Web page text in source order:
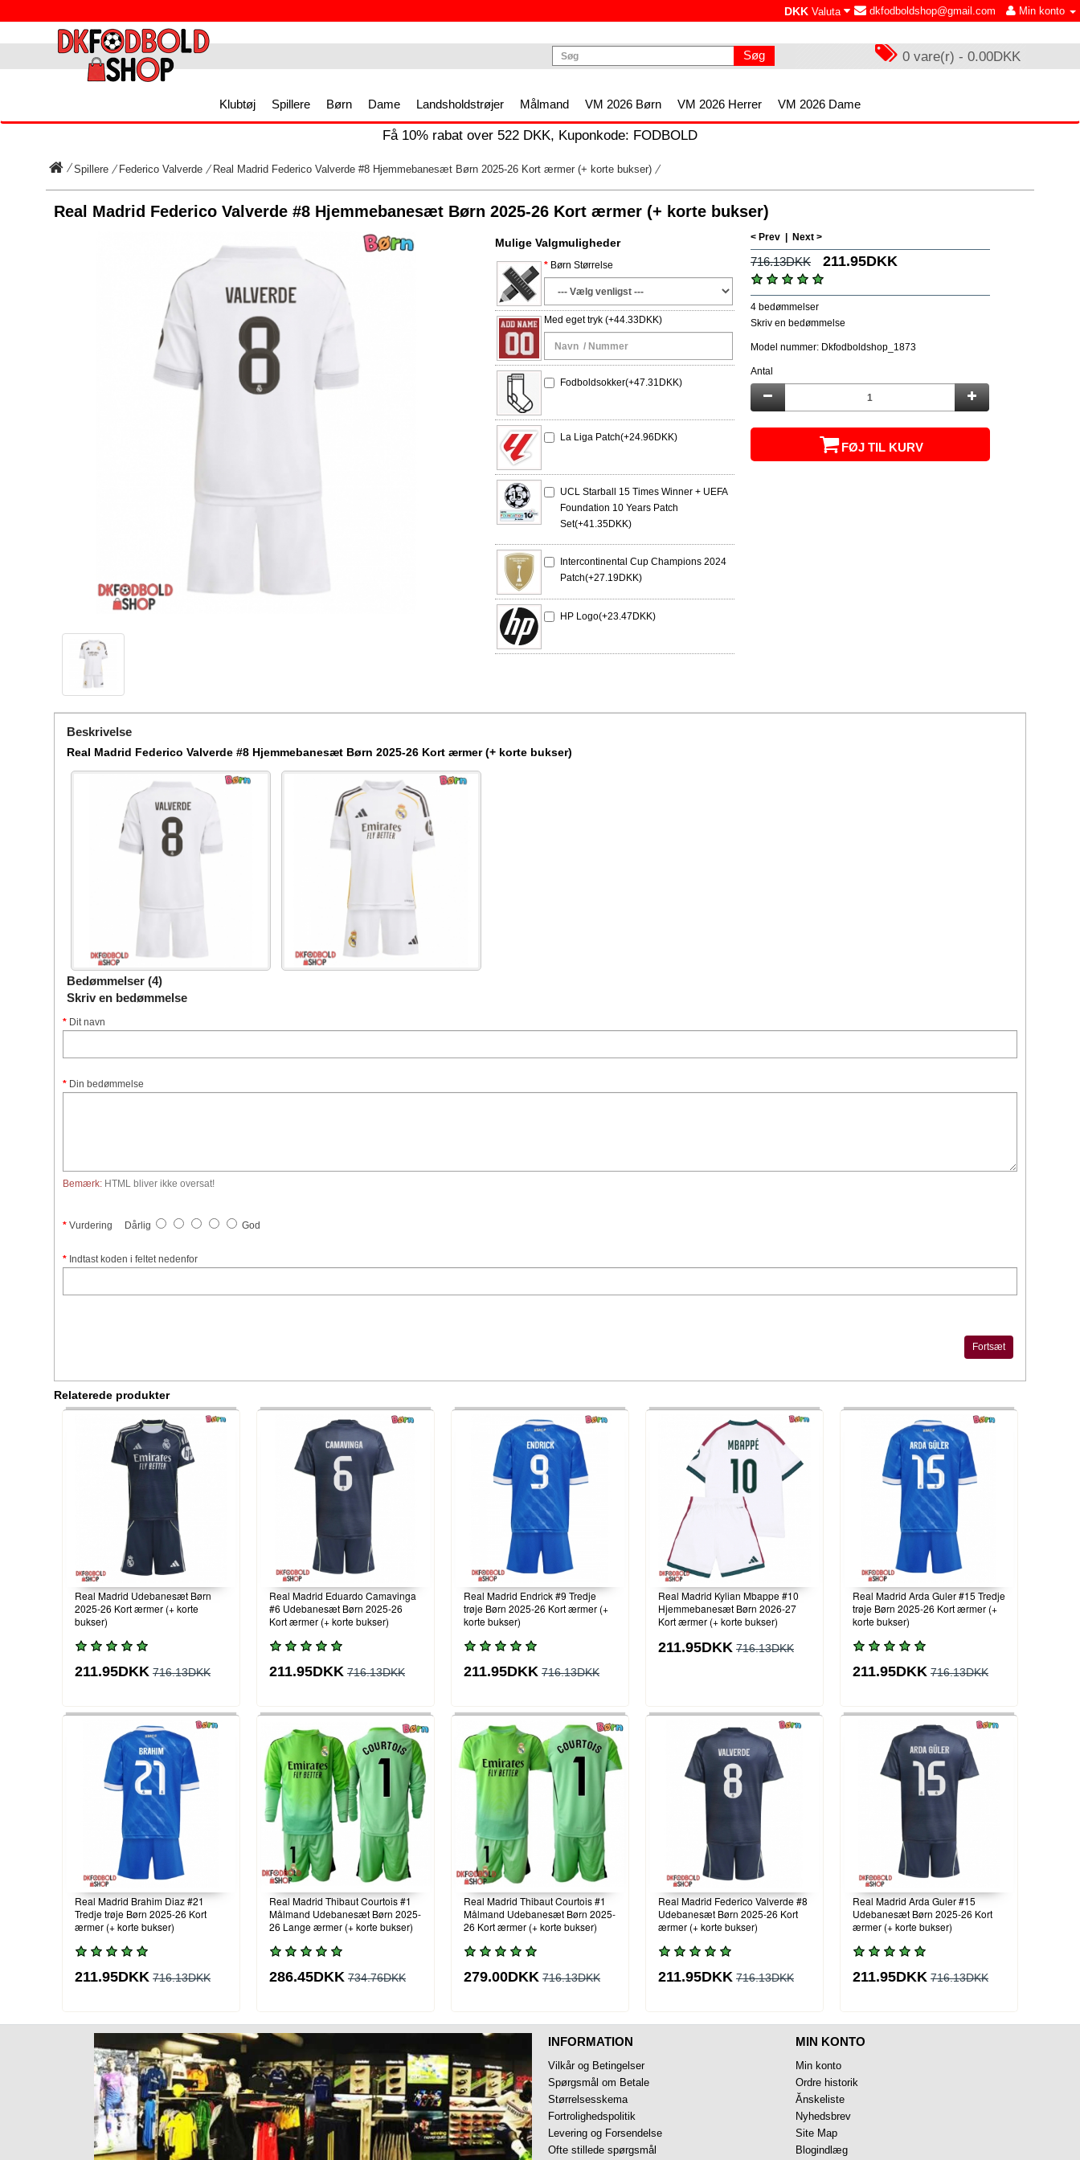
dkfodboldshop@gmail.com Min konto
DKK Valuta
Søg 0 vare(r) - 0.00DKK
Klubtøj Spillere Børn Dame Landsholdstrøjer Målmand VM 2026 Børn VM 2026 Herrer VM 2026 Dame
Få 10% rabat over 522 DKK, Kuponkode: FODBOLD
Spillere Federico Valverde Real Madrid Federico Valverde #8 Hjemmebanesæt Børn 2025-26 Kort ærmer (+ korte bukser)
Real Madrid Federico Valverde #8 Hjemmebanesæt Børn 2025-26 Kort ærmer (+ korte bukser)
Mulige Valgmuligheder
Børn Størrelse
Med eget tryk(+44.33DKK)
Fodboldsokker(+47.31DKK)
La Liga Patch(+24.96DKK)
UCL Starball 15 Times Winner + UEFA
Foundation 10 Years Patch
Set(+41.35DKK)
Intercontinental Cup Champions 2024
Patch(+27.19DKK)
HP Logo(+23.47DKK)
< Prev Next >
716.13DKK 211.95DKK
4 bedømmelser
Skriv en bedømmelse
Model nummer: Dkfodboldshop_1873
Antal
FØJ TIL KURV
Beskrivelse
Real Madrid Federico Valverde #8 Hjemmebanesæt Børn 2025-26 Kort ærmer (+ korte bukser)
Bedømmelser (4)
Skriv en bedømmelse
Dit navn
Din bedømmelse
Bemærk: HTML bliver ikke oversat!
Vurdering Dårlig God
Indtast koden i feltet nedenfor
Fortsæt
Relaterede produkter
Real Madrid Udebanesæt Børn
2025-26 Kort ærmer (+ korte
bukser)
211.95DKK 716.13DKK
Real Madrid Eduardo Camavinga
#6 Udebanesæt Børn 2025-26
Kort ærmer (+ korte bukser)
211.95DKK 716.13DKK
Real Madrid Endrick #9 Tredje
trøje Børn 2025-26 Kort ærmer (+
korte bukser)
211.95DKK 716.13DKK
Real Madrid Kylian Mbappe #10
Hjemmebanesæt Børn 2026-27
Kort ærmer (+ korte bukser)
211.95DKK 716.13DKK
Real Madrid Arda Guler #15 Tredje
trøje Børn 2025-26 Kort ærmer (+
korte bukser)
211.95DKK 716.13DKK
Real Madrid Brahim Diaz #21
Tredje trøje Børn 2025-26 Kort
ærmer (+ korte bukser)
211.95DKK 716.13DKK
Real Madrid Thibaut Courtois #1
Målmand Udebanesæt Børn 2025-
26 Lange ærmer (+ korte bukser)
286.45DKK 734.76DKK
Real Madrid Thibaut Courtois #1
Målmand Udebanesæt Børn 2025-
26 Kort ærmer (+ korte bukser)
279.00DKK 716.13DKK
Real Madrid Federico Valverde #8
Udebanesæt Børn 2025-26 Kort
ærmer (+ korte bukser)
211.95DKK 716.13DKK
Real Madrid Arda Guler #15
Udebanesæt Børn 2025-26 Kort
ærmer (+ korte bukser)
211.95DKK 716.13DKK
INFORMATION
Vilkår og Betingelser
Spørgsmål om Betale
Størrelsesskema
Fortrolighedspolitik
Levering og Forsendelse
Ofte stillede spørgsmål
MIN KONTO
Min konto
Ordre historik
Ănskeliste
Nyhedsbrev
Site Map
Blogindlæg